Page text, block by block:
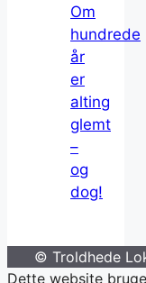
Om
hundrede
år
er
alting
glemt
–
og
dog!
© Troldhede
Dette website